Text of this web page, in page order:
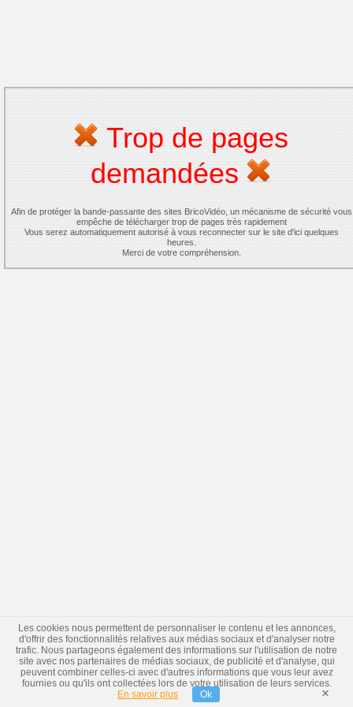
Trop de pages
demandées
Afin de protéger la bande-passante des sites BricoVidéo, un mécanisme de sécurité vous
empêche de télécharger trop de pages très rapidement
Vous serez automatiquement autorisé à vous reconnecter sur le site d'ici quelques
heures.
Merci de votre compréhension.
Les cookies nous permettent de personnaliser le contenu et les annonces,
d'offrir des fonctionnalités relatives aux médias sociaux et d'analyser notre
trafic. Nous partageons également des informations sur l'utilisation de notre
site avec nos partenaires de médias sociaux, de publicité et d'analyse, qui
peuvent combiner celles-ci avec d'autres informations que vous leur avez
fournies ou qu'ils ont collectées lors de votre utilisation de leurs services.
En savoir plus
Ok ×